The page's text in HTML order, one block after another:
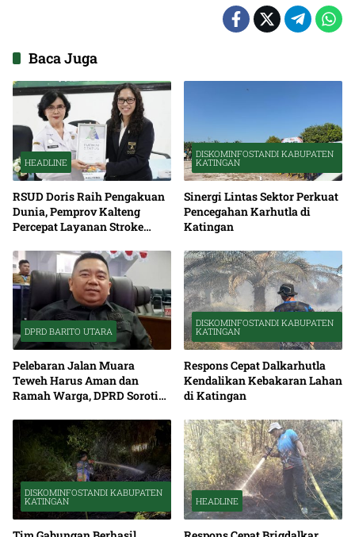
Baca Juga
HEADLINE
RSUD Doris Raih Pengakuan
Dunia, Pemprov Kalteng
Percepat Layanan Stroke
DISKOMINFOSTANDI KABUPATEN
KATINGAN
Sinergi Lintas Sektor Perkuat
Pencegahan Karhutla di
Katingan
DPRD BARITO UTARA
Pelebaran Jalan Muara
Teweh Harus Aman dan
Ramah Warga, DPRD Soroti
DISKOMINFOSTANDI KABUPATEN
KATINGAN
Respons Cepat Dalkarhutla
Kendalikan Kebakaran Lahan
di Katingan
DISKOMINFOSTANDI KABUPATEN
KATINGAN HEADLINE